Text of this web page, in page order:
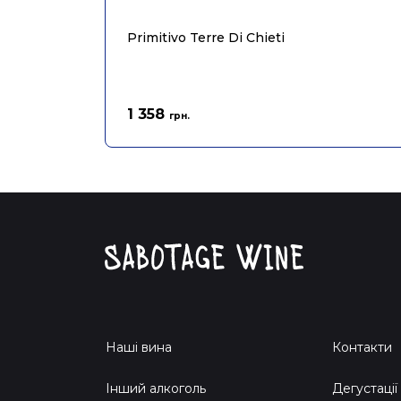
Primitivo Terre Di Chieti
1 358 грн.
Наші вина
Інший алкоголь
Контакти
Дегустації